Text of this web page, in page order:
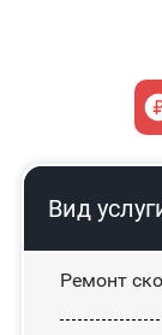
Вид
Ремонт